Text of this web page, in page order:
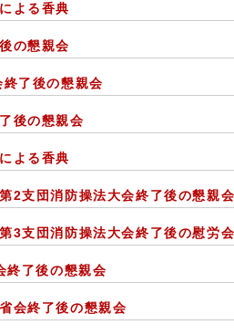
よる香典
の懇親会
了後の懇親会
後の懇親会
よる香典
2支団消防操法大会終了後の懇親会
3支団消防操法大会終了後の慰労会
終了後の懇親会
会終了後の懇親会